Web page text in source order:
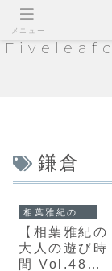
鎌倉
【相葉雅紀の
大人の遊び時
間 Vol.48】
メニュー